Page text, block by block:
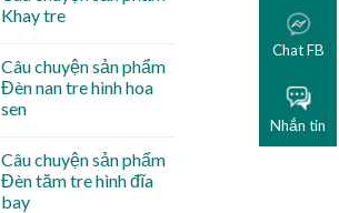
Chat FB
Nhắn tin
Khay tre
Câu chuyện sản phẩm
Đèn nan tre hình hoa
sen
Câu chuyện sản phẩm
Đèn tăm tre hình đĩa
bay